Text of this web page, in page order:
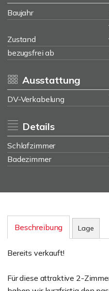
Baujahr
Zustand
bezugsfrei ab
Ausstattung
DV-Verkabelung
Details
Schlafzimmer
Badezimmer
Beschreibung Lage
Bereits verkauft!
Für diese attraktive 2-